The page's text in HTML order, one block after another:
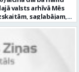
iespējas uz
laikā 1258,- EUR
EUR pirms
pabalstu darba un
devēja
laika beigām,
darba rezultātam
arhīvā Mēs
saglabājam,
dokumentāro
komandai
pārziņa amatā,
ielā 13. Piesakies